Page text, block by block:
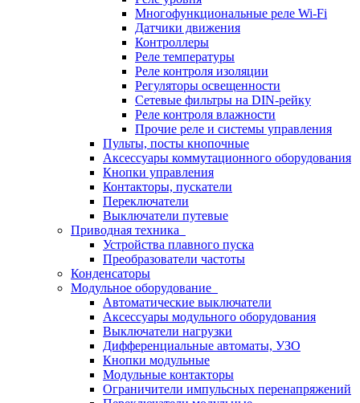
Многофункциональные реле Wi-Fi
Датчики движения
Контроллеры
Реле температуры
Реле контроля изоляции
Регуляторы освещенности
Сетевые фильтры на DIN-рейку
Реле контроля влажности
Прочие реле и системы управления
Пульты, посты кнопочные
Аксессуары коммутационного оборудования
Кнопки управления
Контакторы, пускатели
Переключатели
Выключатели путевые
Приводная техника
Устройства плавного пуска
Преобразователи частоты
Конденсаторы
Модульное оборудование
Автоматические выключатели
Аксессуары модульного оборудования
Выключатели нагрузки
Дифференциальные автоматы, УЗО
Кнопки модульные
Модульные контакторы
Ограничители импульсных перенапряжений